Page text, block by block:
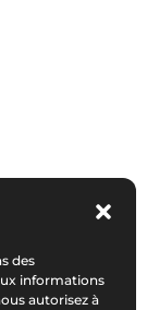
des
informations
autorisez à